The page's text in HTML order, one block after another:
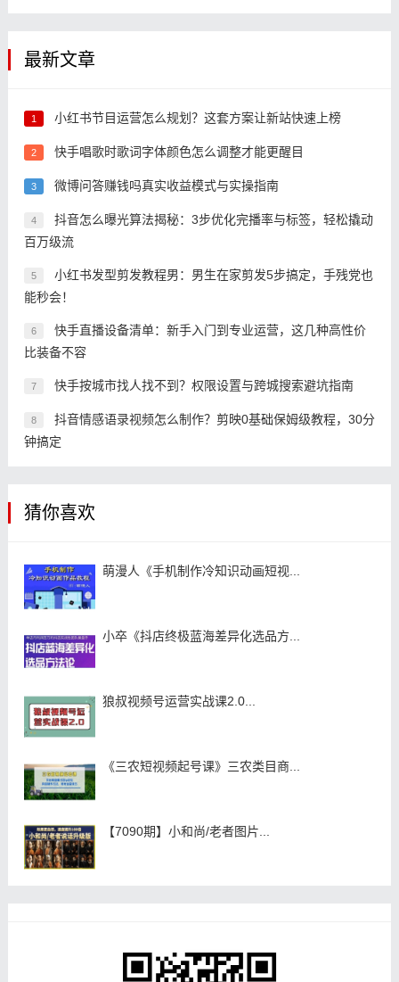
最新文章
1 小红书节目运营怎么规划？这套方案让新站快速上榜
2 快手唱歌时歌词字体颜色怎么调整才能更醒目
3 微博问答赚钱吗真实收益模式与实操指南
4
抖音怎么曝光算法揭秘：3步优化完播率与标签，轻松撬动
百万级流
5
小红书发型剪发教程男：男生在家剪发5步搞定，手残党也
能秒会！
6
快手直播设备清单：新手入门到专业运营，这几种高性价
比装备不容
7 快手按城市找人找不到？权限设置与跨城搜索避坑指南
8
抖音情感语录视频怎么制作？剪映0基础保姆级教程，30分
钟搞定
猜你喜欢
萌漫人《手机制作冷知识动画短视...
小卒《抖店终极蓝海差异化选品方...
狼叔视频号运营实战课2.0...
《三农短视频起号课》三农类目商...
【7090期】小和尚/老者图片...